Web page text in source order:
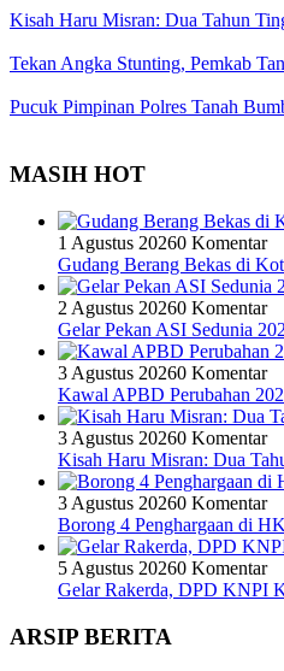
Kisah Haru Misran: Dua Tahun
Tekan Angka Stunting, Pemkab
Pucuk Pimpinan Polres Tanah
MASIH HOT
1 Agustus 20260 Komentar
Gudang Berang Bekas di
2 Agustus 20260 Komentar
Gelar Pekan ASI Sedunia
3 Agustus 20260 Komentar
Kawal APBD Perubahan
3 Agustus 20260 Komentar
Kisah Haru Misran: Dua
3 Agustus 20260 Komentar
Borong 4 Penghargaan di
5 Agustus 20260 Komentar
Gelar Rakerda, DPD KNPI
ARSIP BERITA